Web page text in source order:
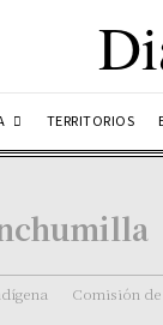
TERRITORIOS
Comisión